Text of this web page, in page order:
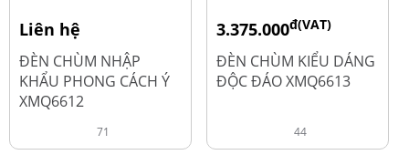
Liên hệ
ĐÈN CHÙM NHẬP
KHẨU PHONG CÁCH Ý
XMQ6612
71
3.375.000đ(VAT)
4.500.000
ĐÈN CHÙM KIỂU DÁNG
ĐỘC ĐÁO XMQ6613
44